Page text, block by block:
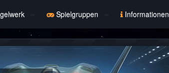
Spielgruppen Informationen